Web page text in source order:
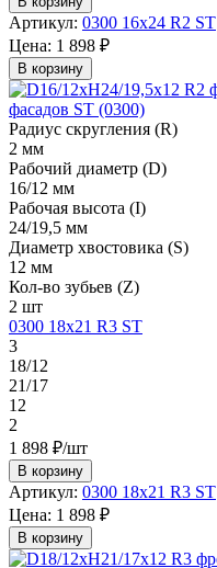
Артикул: 0300 16х24 R2 ST
Цена: 1 898 ₽
В корзину
Радиус скругления (R)
2 мм
Рабочий диаметр (D)
16/12 мм
Рабочая высота (I)
24/19,5 мм
Диаметр хвостовика (S)
12 мм
Кол-во зубьев (Z)
2 шт
0300 18х21 R3 ST
3
18/12
21/17
12
2
1 898 ₽/шт
В корзину
Артикул: 0300 18х21 R3 ST
Цена: 1 898 ₽
В корзину